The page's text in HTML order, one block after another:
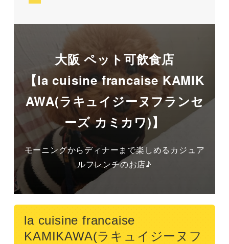
大阪 ペット可飲食店
【la cuisine francaise KAMIK
AWA(ラキュイジーヌフランセ
ーズ カミカワ)】
モーニングからディナーまで楽しめるカジュア
ルフレンチのお店♪
la cuisine francaise
KAMIKAWA(ラキュイジーヌフ